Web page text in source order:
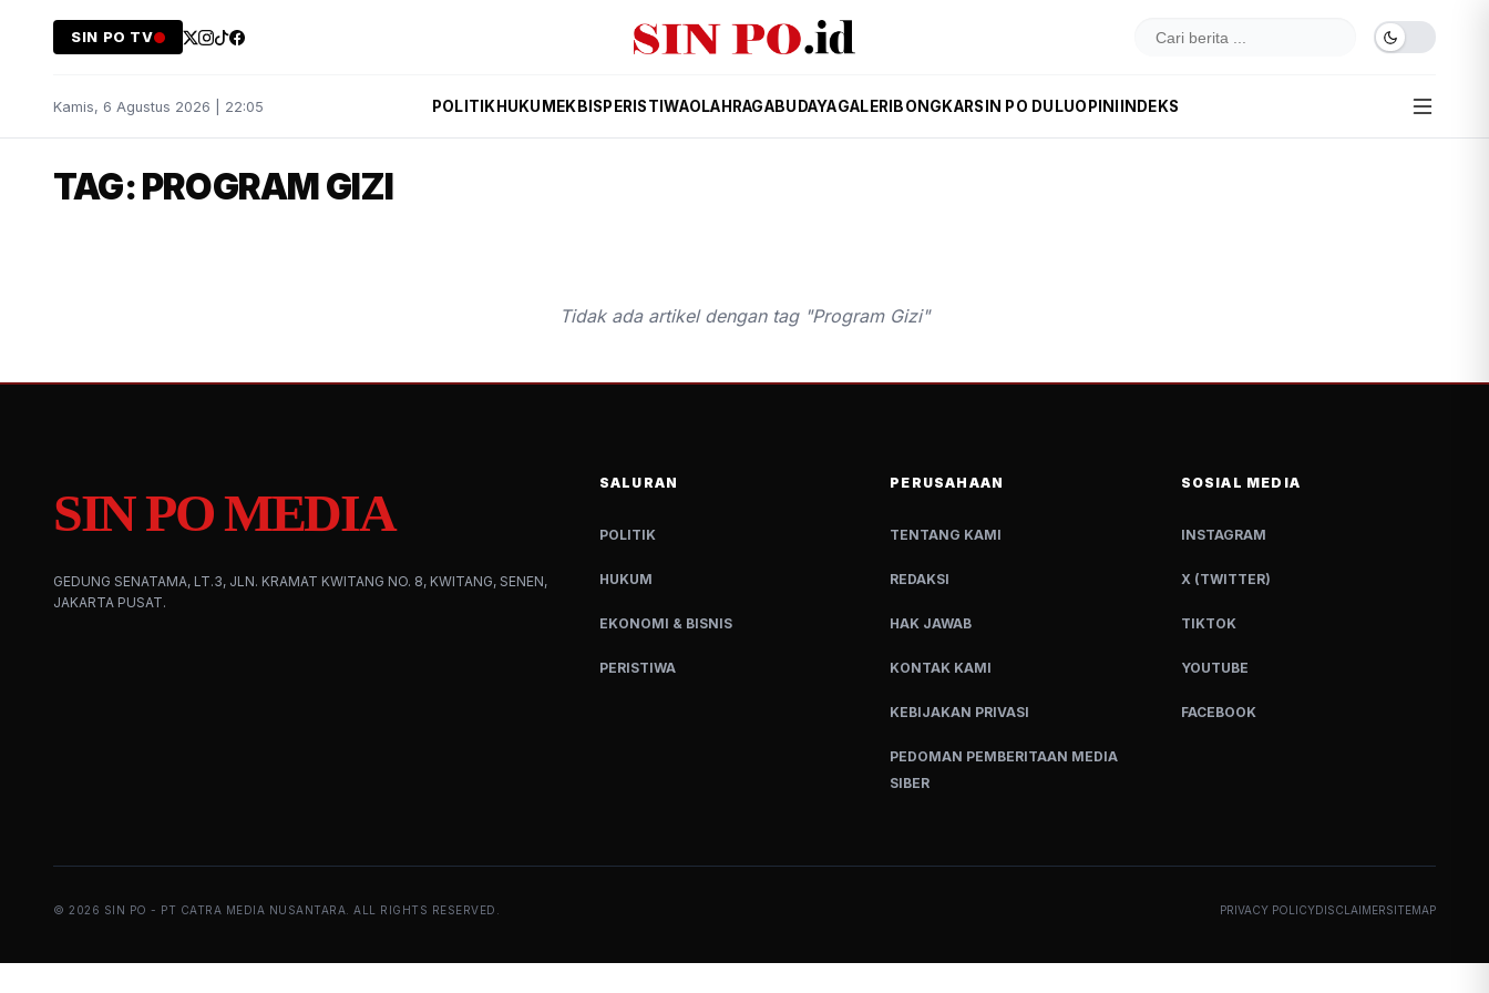
SIN PO TV
Kamis, 6 Agustus 2026 | 22:05 POLITIK HUKUM EKBIS PERISTIWAOLAHRAGABUDAYAGALERI BONGKARSIN PO DULUOPINI INDEKS
TAG: PROGRAM GIZI
Tidak ada artikel dengan tag "Program Gizi"
SIN PO MEDIA
GEDUNG SENATAMA, LT.3, JLN. KRAMAT KWITANG NO. 8, KWITANG, SENEN,
JAKARTA PUSAT.
SALURAN
POLITIK
HUKUM
EKONOMI & BISNIS
PERISTIWA
PERUSAHAAN
TENTANG KAMI
REDAKSI
HAK JAWAB
KONTAK KAMI
KEBIJAKAN PRIVASI
PEDOMAN PEMBERITAAN MEDIA
SIBER
SOSIAL MEDIA
INSTAGRAM
X (TWITTER)
TIKTOK
YOUTUBE
FACEBOOK
© 2026 SIN PO - PT CATRA MEDIA NUSANTARA. ALL RIGHTS RESERVED. PRIVACY POLICYDISCLAIMERSITEMAP